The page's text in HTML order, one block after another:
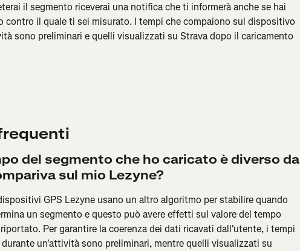
il segmento riceverai una notifica che ti informerà anche se hai
contro il quale ti sei misurato. I tempi che compaiono sul dispositivo
sono preliminari e quelli visualizzati su Strava dopo il caricamento
del segmento che ho caricato è diverso da
sul mio Lezyne?
GPS Lezyne usano un altro algoritmo per stabilire quando
un segmento e questo può avere effetti sul valore del tempo
Per garantire la coerenza dei dati ricavati dall'utente, i tempi
un'attività sono preliminari, mentre quelli visualizzati su